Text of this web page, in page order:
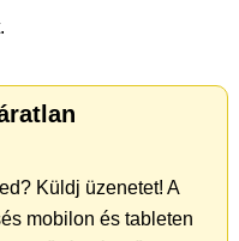
Küldj üzenetet! A
mobilon és tableten